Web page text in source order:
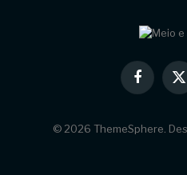
Facebook
X
© 2026 ThemeSphere.